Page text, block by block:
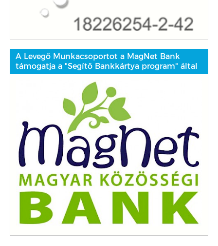
A Levegő Munkacsoportot a MagNet Bank
támogatja a "Segítő Bankkártya program" által